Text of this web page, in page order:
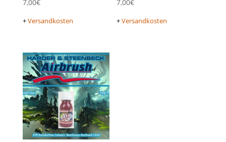
7,00€
+Versandkosten
7,00€
+Versandkosten